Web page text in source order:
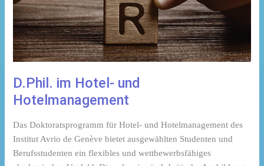
D.Phil. im Hotel- und
Hotelmanagement
Das Doktoratsprogramm für Hotel- und Hotelmanagement des
Institut Avrio de Genève bietet ausgewählten Studenten und
Berufsstudenten ein flexibles und wettbewerbsfähiges